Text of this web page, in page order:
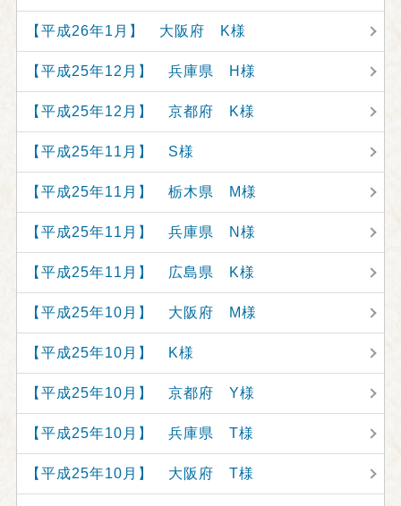
【平成26年1月】 大阪府 K様
【平成25年12月】 兵庫県 H様
【平成25年12月】 京都府 K様
【平成25年11月】 S様
【平成25年11月】 栃木県 M様
【平成25年11月】 兵庫県 N様
【平成25年11月】 広島県 K様
【平成25年10月】 大阪府 M様
【平成25年10月】 K様
【平成25年10月】 京都府 Y様
【平成25年10月】 兵庫県 T様
【平成25年10月】 大阪府 T様